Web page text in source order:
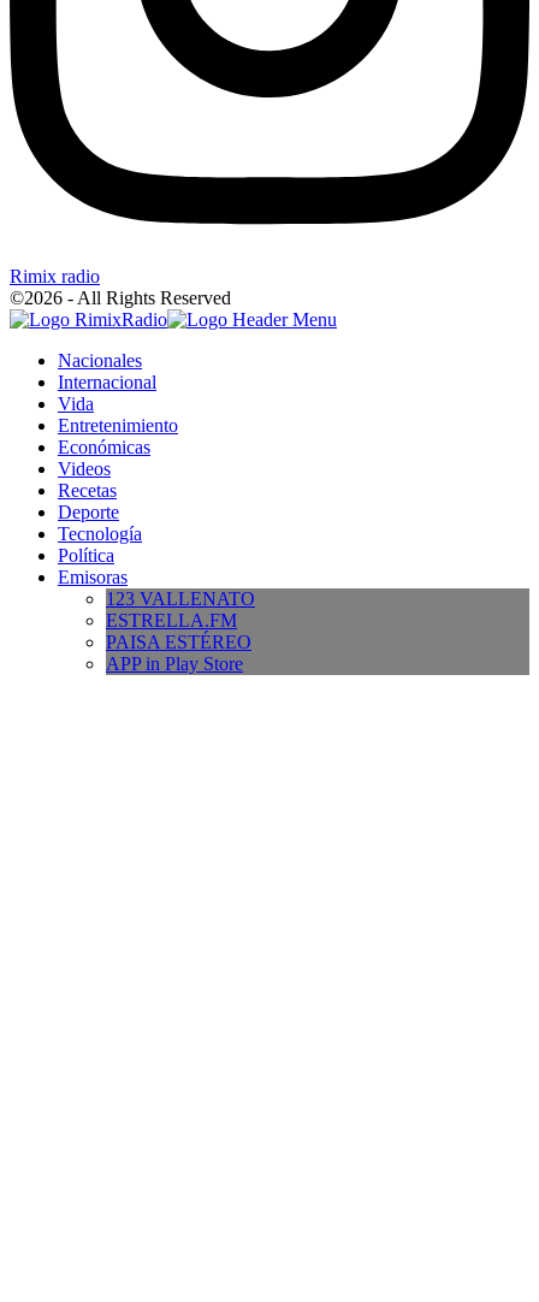
Rimix radio
©2026 - All Rights Reserved
Nacionales
Internacional
Vida
Entretenimiento
Económicas
Videos
Recetas
Deporte
Tecnología
Política
Emisoras
123 VALLENATO
ESTRELLA.FM
PAISA ESTÉREO
APP in Play Store